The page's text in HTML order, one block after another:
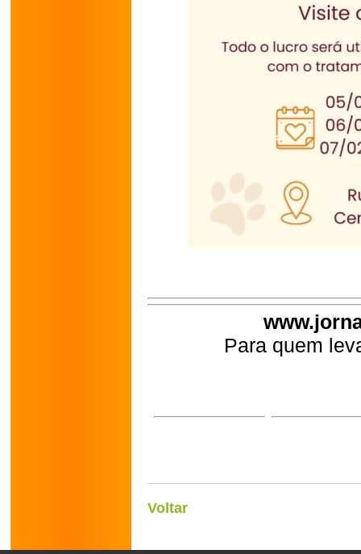
Para quem
Voltar